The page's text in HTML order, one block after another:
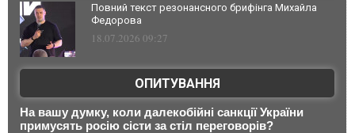
Повний текст резонансного брифінга Михайла
Федорова
18.07.2026 09:27
ОПИТУВАННЯ
На вашу думку, коли далекобійні санкції України
примусять росію сісти за стіл переговорів?